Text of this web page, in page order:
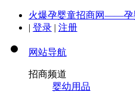
火爆孕婴童招商网——孕
| 登录 | 注册
网站导航
招商频道
婴幼用品